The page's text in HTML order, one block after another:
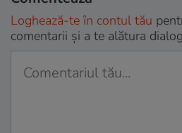
Loghează-te în contul tău
comentarii și a te alătura